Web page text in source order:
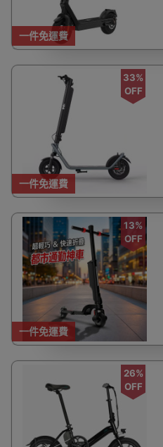
一件免運費
一件免運費
33%
OFF
一件免運費
13%
OFF
26%
OFF